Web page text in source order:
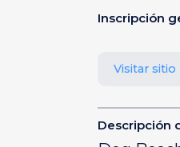
Inscripción
Visitar sitio
Descripción